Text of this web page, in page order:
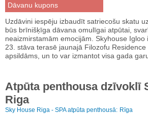
Dāvanu kupons
Uzdāvini iespēju izbaudīt satriecošu skatu
būs brīnišķīga dāvana omulīgai atpūtai,
neaizmirstamām emocijām. Skyhouse Igloo
23. stāva terasē jaunajā Filozofu
apsildāms, un to var izmantot visa gada
Atpūta penthousa dzīvoklī
Riga
Sky House Riga - SPA atpūta penthousā: Rīga